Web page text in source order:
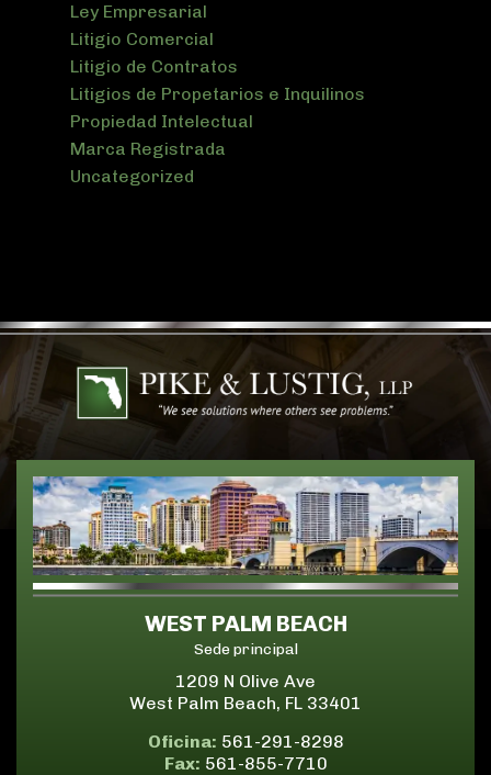
Ley Empresarial
Litigio Comercial
Litigio de Contratos
Litigios de Propetarios e Inquilinos
Propiedad Intelectual
Marca Registrada
Uncategorized
WEST PALM BEACH
Sede principal
1209 N Olive Ave
West Palm Beach, FL 33401
Oficina: 561-291-8298
Fax: 561-855-7710